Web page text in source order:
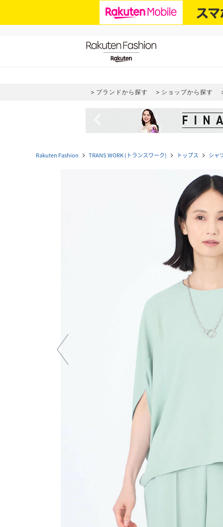
ブランドから探す ショップから探す
Rakuten Fashion navigate_next TRANS WORK (トランスワーク) navigate_next トップス navigate_next シャ